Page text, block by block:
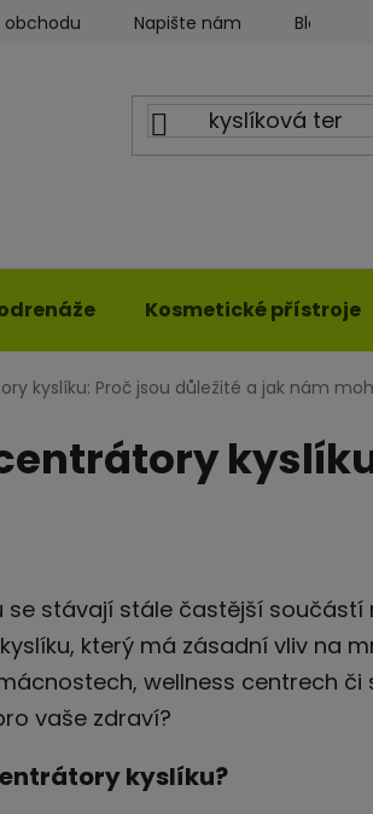
obchodu Napište nám Blog ILWY
Kosmetické přístroje
kyslíku: Proč jsou důležité a jak nám
stávají stále častější
který má zásadní vliv na
wellness centrech
vaše zdraví?
kyslíku?